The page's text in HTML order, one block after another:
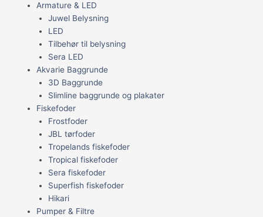
Armature & LED
Juwel Belysning
LED
Tilbehør til belysning
Sera LED
Akvarie Baggrunde
3D Baggrunde
Slimline baggrunde og plakater
Fiskefoder
Frostfoder
JBL tørfoder
Tropelands fiskefoder
Tropical fiskefoder
Sera fiskefoder
Superfish fiskefoder
Hikari
Pumper & Filtre